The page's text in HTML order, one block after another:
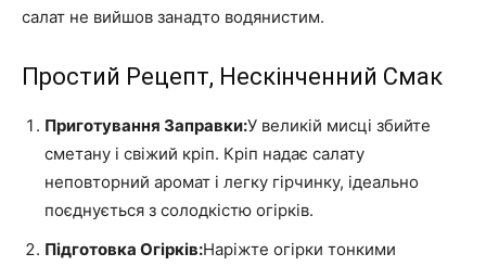
салат не вийшов занадто водянистим.
Простий Рецепт, Нескінченний Смак
Приготування Заправки:У великій мисці збийте
сметану і свіжий кріп. Кріп надає салату
неповторний аромат і легку гірчинку, ідеально
поєднується з солодкістю огірків.
Підготовка Огірків:Наріжте огірки тонкими